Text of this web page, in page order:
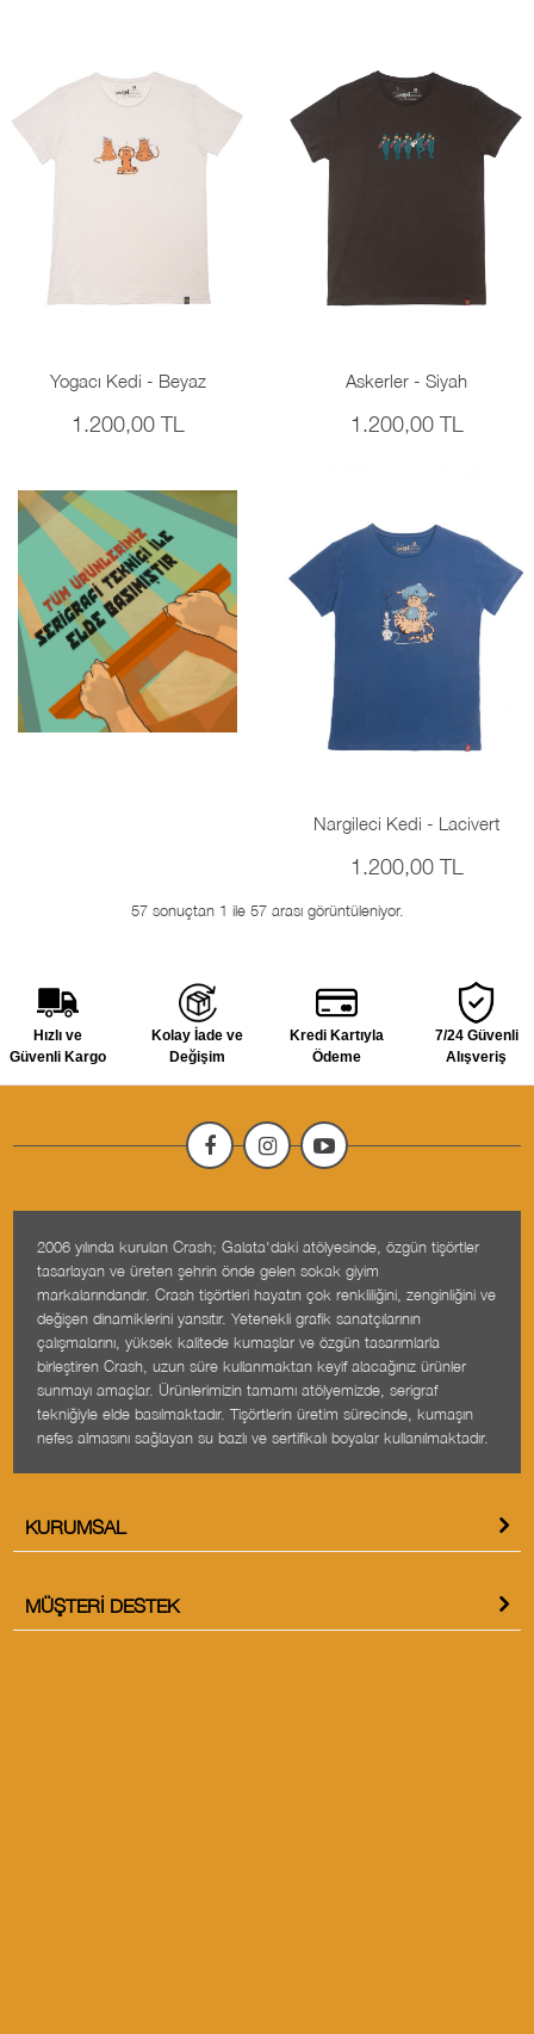
Yogacı Kedi - Beyaz
1.200,00 TL
Askerler - Siyah
1.200,00 TL
Nargileci Kedi - Lacivert
1.200,00 TL
57 sonuçtan 1 ile 57 arası görüntüleniyor.
Hızlı ve
Güvenli Kargo
Kolay İade ve
Değişim
Kredi Kartıyla
Ödeme
7/24 Güvenli
Alışveriş
2006 yılında kurulan Crash; Galata'daki atölyesinde, özgün tişörtler
tasarlayan ve üreten şehrin önde gelen sokak giyim
markalarındandır. Crash tişörtleri hayatın çok renkliliğini, zenginliğini ve
değişen dinamiklerini yansıtır. Yetenekli grafik sanatçılarının
çalışmalarını, yüksek kalitede kumaşlar ve özgün tasarımlarla
birleştiren Crash, uzun süre kullanmaktan keyif alacağınız ürünler
sunmayı amaçlar. Ürünlerimizin tamamı atölyemizde, serigraf
tekniğiyle elde basılmaktadır. Tişörtlerin üretim sürecinde, kumaşın
nefes almasını sağlayan su bazlı ve sertifikalı boyalar kullanılmaktadır.
KURUMSAL
MÜŞTERI DESTEK